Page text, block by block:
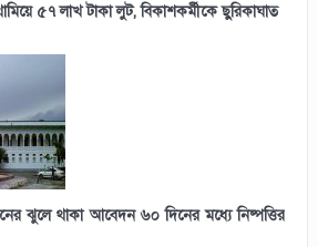
৫৭ লাখ টাকা লুট, বিকাশকর্মীকে ছুরিকাঘাত
ঝুলে থাকা আবেদন ৬০ দিনের মধ্যে নিষ্পত্তির